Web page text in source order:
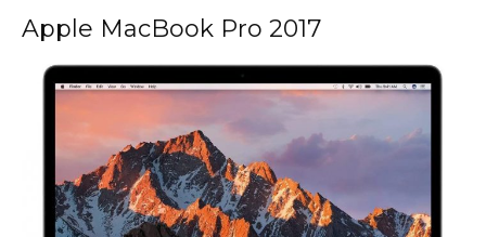
Apple MacBook Pro 2017